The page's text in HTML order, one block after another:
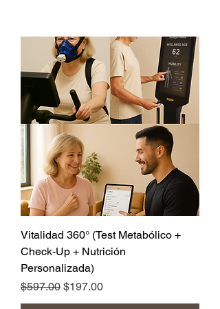
Vitalidad 360° (Test Metabólico +
Check-Up + Nutrición
Personalizada)
Regular Price
$597.00 Sale Price
$197.00